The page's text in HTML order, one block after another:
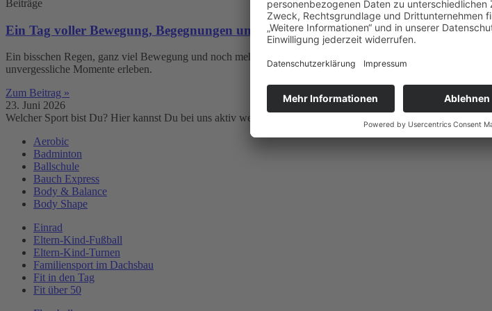
Beiträge
Ein Tag voller Bewegung, Begegnungen und Dachse-Gemeinschaft
Ein bisschen Regen, ganz viel Bewegung und noch mehr Gemeinschaft: Das Familien-Sommersportfest
unvergessliche Momente erleben.
Zum Beitrag »
23. Juni 2026
Welcher Sport bist Du? Hier kannst Du bei uns aktiv werden.
Aerobic
Badminton
Ballschule
Bauch Express
Body & Balance
Body Shape
Einrad
Eltern-Kind-Fußball
Eltern-Kind-Turnen
Familiensport im Dachsbau
Fit in den Tag
Fit über 50